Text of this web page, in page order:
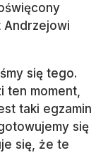
Andrzejowi
się tego.
ten moment,
taki egzamin
się
się, że te